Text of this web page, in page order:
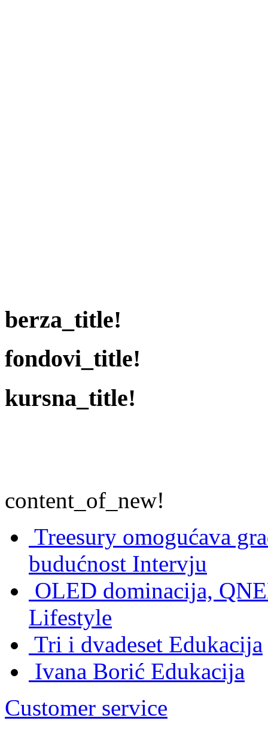
berza_title!
fondovi_title!
kursna_title!
content_of_new!
Treesury omogućava
budućnost Intervju
OLED dominacija,
Lifestyle
Tri i dvadeset Edukacija
Ivana Borić Edukacija
Customer service